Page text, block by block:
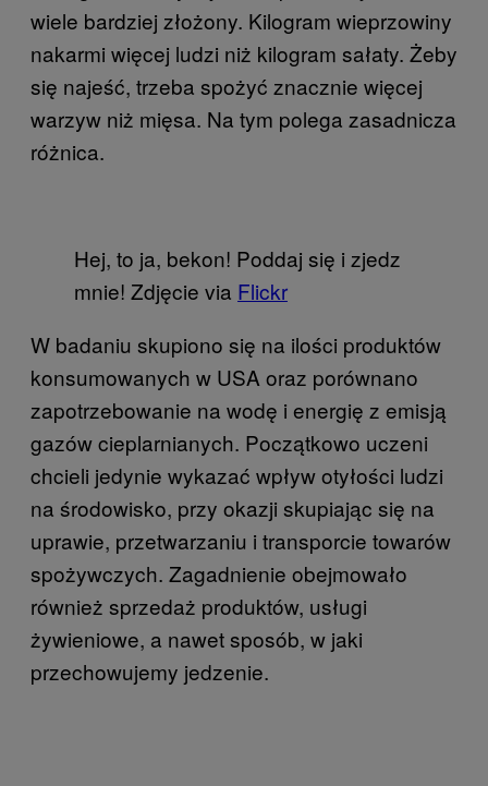
wiele bardziej złożony. Kilogram wieprzowiny
nakarmi więcej ludzi niż kilogram sałaty. Żeby
się najeść, trzeba spożyć znacznie więcej
warzyw niż mięsa. Na tym polega zasadnicza
różnica.
Hej, to ja, bekon! Poddaj się i zjedz
mnie! Zdjęcie via Flickr
W badaniu skupiono się na ilości produktów
konsumowanych w USA oraz porównano
zapotrzebowanie na wodę i energię z emisją
gazów cieplarnianych. Początkowo uczeni
chcieli jedynie wykazać wpływ otyłości ludzi
na środowisko, przy okazji skupiając się na
uprawie, przetwarzaniu i transporcie towarów
spożywczych. Zagadnienie obejmowało
również sprzedaż produktów, usługi
żywieniowe, a nawet sposób, w jaki
przechowujemy jedzenie.